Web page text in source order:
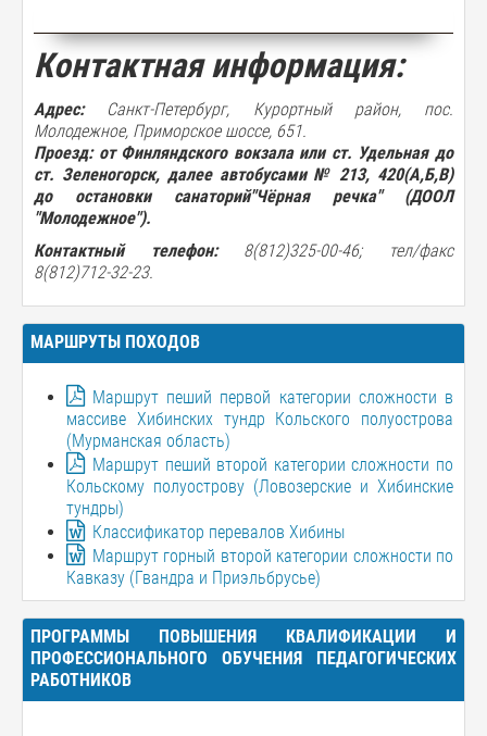
Контактная информация:
Адрес: Санкт-Петербург, Курортный район, пос.
Молодежное, Приморское шоссе, 651.
Проезд: от Финляндского вокзала или ст. Удельная до
ст. Зеленогорск, далее автобусами № 213, 420(А,Б,В)
до остановки санаторий"Чёрная речка" (ДООЛ
"Молодежное").
Контактный телефон: 8(812)325-00-46; тел/факс
8(812)712-32-23.
МАРШРУТЫ ПОХОДОВ
Маршрут пеший первой категории сложности в
массиве Хибинских тундр Кольского полуострова
(Мурманская область)
Маршрут пеший второй категории сложности по
Кольскому полуострову (Ловозерские и Хибинские
тундры)
Классификатор перевалов Хибины
Маршрут горный второй категории сложности по
Кавказу (Гвандра и Приэльбрусье)
ПРОГРАММЫ ПОВЫШЕНИЯ КВАЛИФИКАЦИИ И
ПРОФЕССИОНАЛЬНОГО ОБУЧЕНИЯ ПЕДАГОГИЧЕСКИХ
РАБОТНИКОВ